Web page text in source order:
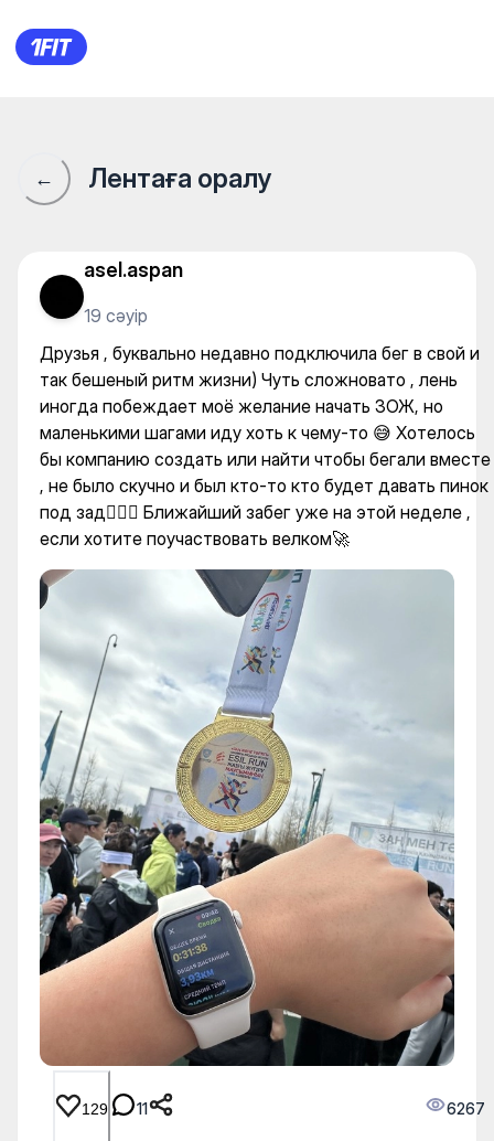
Друзья , буквально
← Лентаға оралу
asel.aspan
19 сәуір
Друзья , буквально недавно подключила бег в свой и
так бешеный ритм жизни) Чуть сложновато , лень
иногда побеждает моё желание начать ЗОЖ, но
маленькими шагами иду хоть к чему-то 😅 Хотелось
бы компанию создать или найти чтобы бегали вместе
, не было скучно и был кто-то кто будет давать пинок
под зад🏃🏻‍♀️ Ближайший забег уже на этой неделе ,
если хотите поучаствовать велком🚀
129 11 6267